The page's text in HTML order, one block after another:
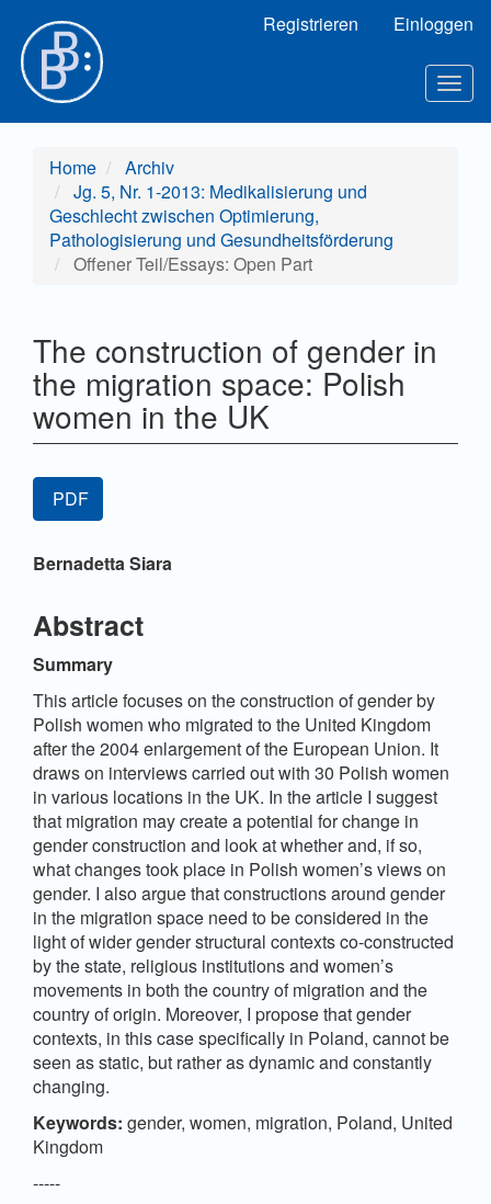
Hauptinhalt
Sidebar
Registrieren Einloggen
Home
Archiv
Jg. 5, Nr. 1-2013: Medikalisierung und
Geschlecht zwischen Optimierung,
Pathologisierung und Gesundheitsförderung
Offener Teil/Essays: Open Part
The construction of gender in
the migration space: Polish
women in the UK
Artikel-
Sidebar
PDF
Hauptsächlicher
Bernadetta Siara
Abstract
Summary
This article focuses on the construction of gender by
Polish women who migrated to the United Kingdom
after the 2004 enlargement of the European Union. It
draws on interviews carried out with 30 Polish women
in various locations in the UK. In the article I suggest
that migration may create a potential for change in
gender construction and look at whether and, if so,
what changes took place in Polish women’s views on
gender. I also argue that constructions around gender
in the migration space need to be considered in the
light of wider gender structural contexts co-constructed
by the state, religious institutions and women’s
movements in both the country of migration and the
country of origin. Moreover, I propose that gender
contexts, in this case specifically in Poland, cannot be
seen as static, but rather as dynamic and constantly
changing.
Keywords: gender, women, migration, Poland, United
Kingdom
-----